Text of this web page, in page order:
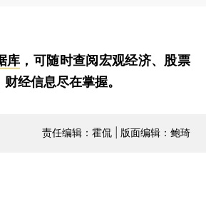
库 ，可随时查阅宏观经济、股票
经信息尽在掌握。
责任编辑：霍侃 | 版面编辑：鲍琦